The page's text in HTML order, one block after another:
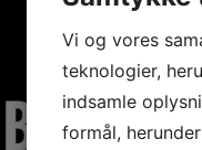
Vi og vores
teknologier,
indsamle
formål,